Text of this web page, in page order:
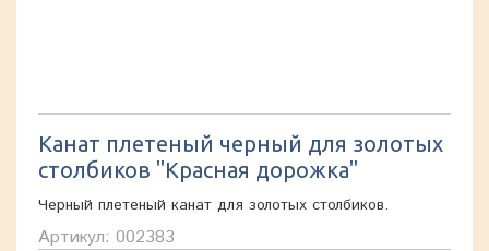
Канат плетеный черный для золотых
столбиков "Красная дорожка"
Черный плетеный канат для золотых столбиков.
Артикул: 002383